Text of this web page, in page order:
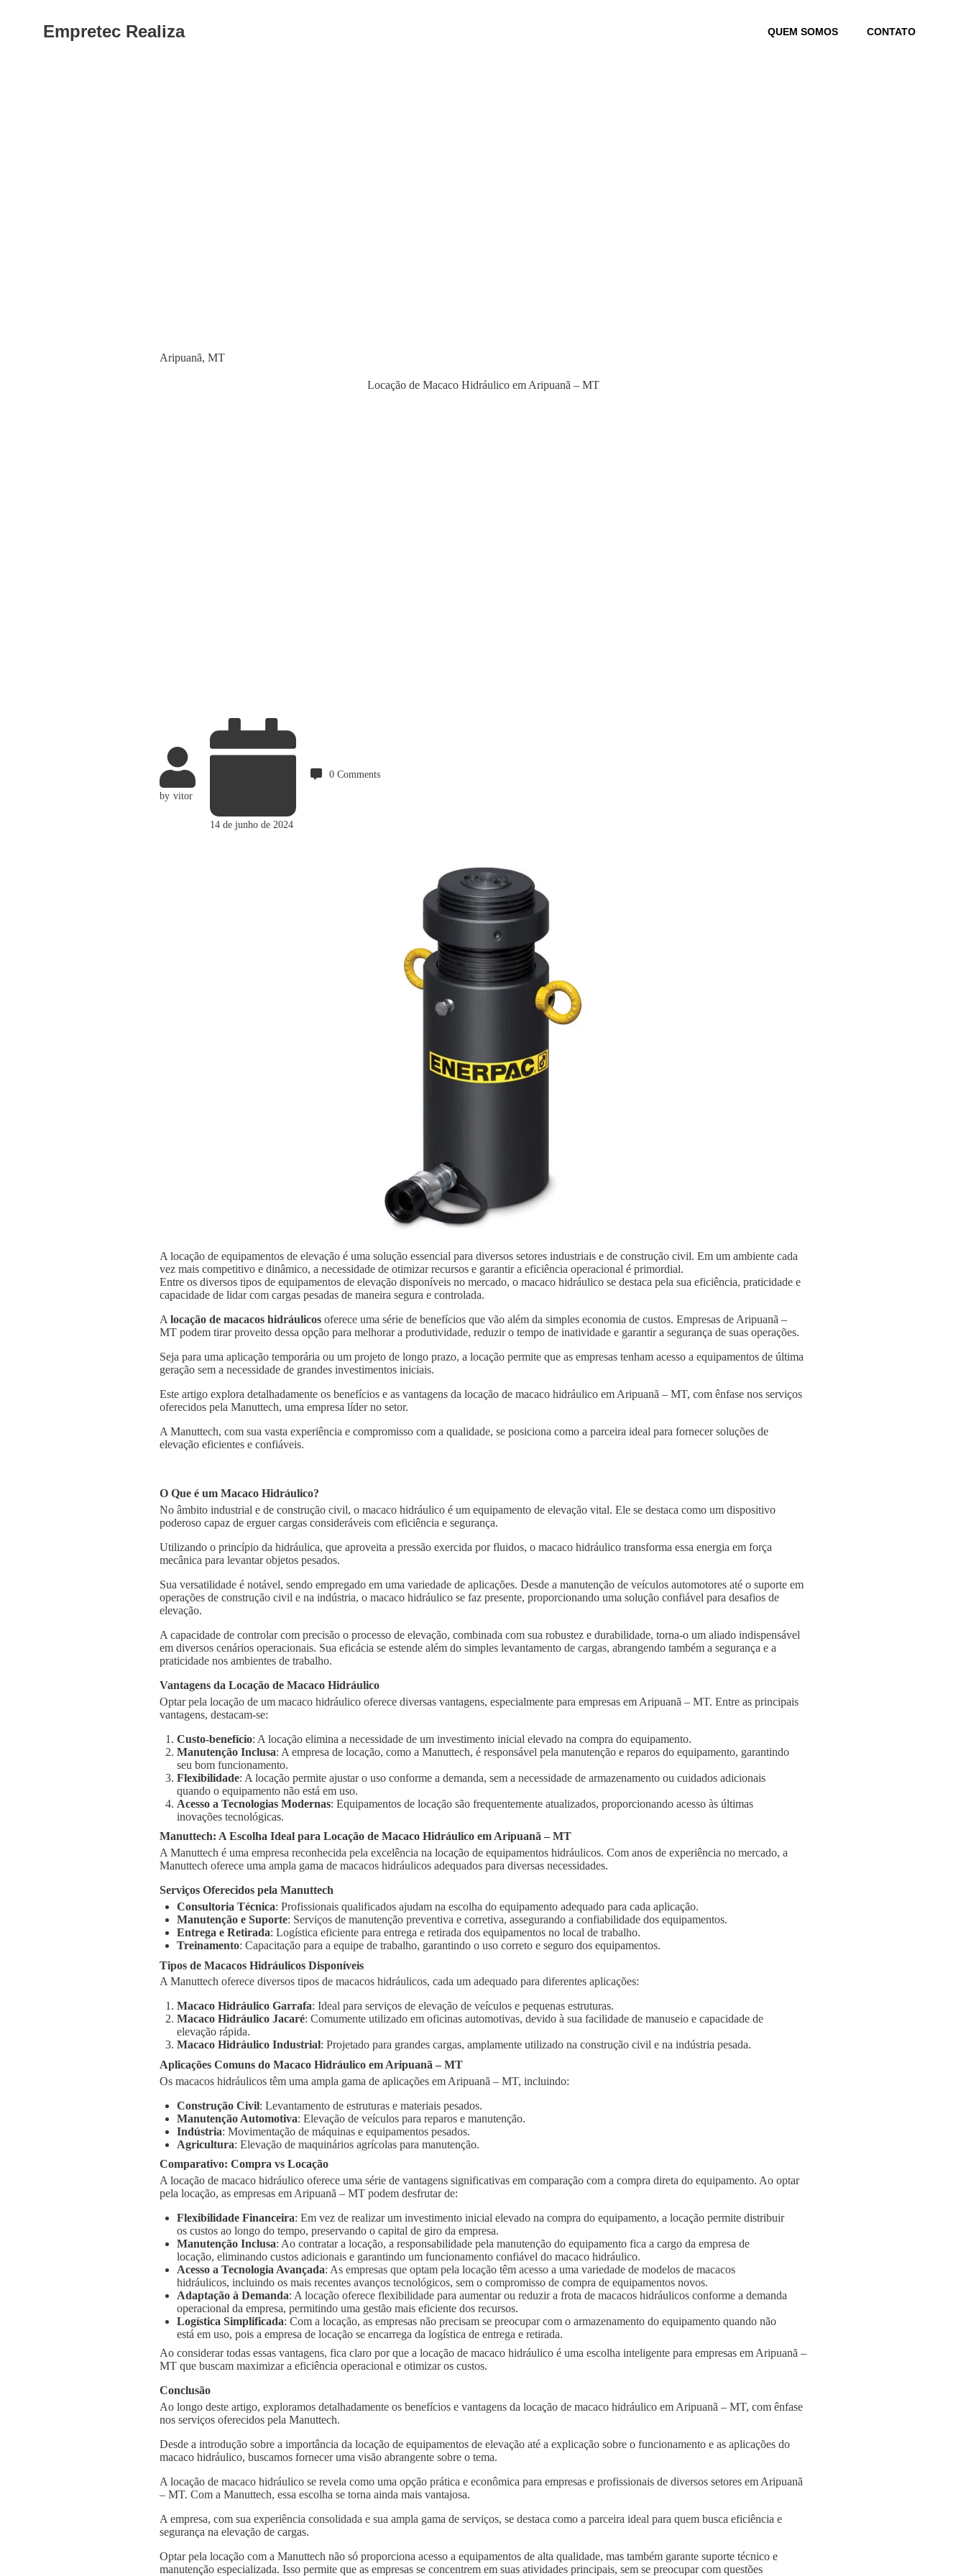
Empretec Realiza QUEM SOMOS CONTATO
Locação de Macaco Hidráulico em Aripuanã – MT
Category
Aripuanã, MT
by vitor
14 de junho de 2024
0 Comments
A locação de equipamentos de elevação é uma solução essencial para diversos setores industriais e de construção civil. Em um ambiente cada
vez mais competitivo e dinâmico, a necessidade de otimizar recursos e garantir a eficiência operacional é primordial.
Entre os diversos tipos de equipamentos de elevação disponíveis no mercado, o macaco hidráulico se destaca pela sua eficiência, praticidade e
capacidade de lidar com cargas pesadas de maneira segura e controlada.
A locação de macacos hidráulicos oferece uma série de benefícios que vão além da simples economia de custos. Empresas de Aripuanã –
MT podem tirar proveito dessa opção para melhorar a produtividade, reduzir o tempo de inatividade e garantir a segurança de suas operações.
Seja para uma aplicação temporária ou um projeto de longo prazo, a locação permite que as empresas tenham acesso a equipamentos de última
geração sem a necessidade de grandes investimentos iniciais.
Este artigo explora detalhadamente os benefícios e as vantagens da locação de macaco hidráulico em Aripuanã – MT, com ênfase nos serviços
oferecidos pela Manuttech, uma empresa líder no setor.
A Manuttech, com sua vasta experiência e compromisso com a qualidade, se posiciona como a parceira ideal para fornecer soluções de
elevação eficientes e confiáveis.
O Que é um Macaco Hidráulico?
No âmbito industrial e de construção civil, o macaco hidráulico é um equipamento de elevação vital. Ele se destaca como um dispositivo
poderoso capaz de erguer cargas consideráveis com eficiência e segurança.
Utilizando o princípio da hidráulica, que aproveita a pressão exercida por fluidos, o macaco hidráulico transforma essa energia em força
mecânica para levantar objetos pesados.
Sua versatilidade é notável, sendo empregado em uma variedade de aplicações. Desde a manutenção de veículos automotores até o suporte em
operações de construção civil e na indústria, o macaco hidráulico se faz presente, proporcionando uma solução confiável para desafios de
elevação.
A capacidade de controlar com precisão o processo de elevação, combinada com sua robustez e durabilidade, torna-o um aliado indispensável
em diversos cenários operacionais. Sua eficácia se estende além do simples levantamento de cargas, abrangendo também a segurança e a
praticidade nos ambientes de trabalho.
Vantagens da Locação de Macaco Hidráulico
Optar pela locação de um macaco hidráulico oferece diversas vantagens, especialmente para empresas em Aripuanã – MT. Entre as principais
vantagens, destacam-se:
Custo-benefício: A locação elimina a necessidade de um investimento inicial elevado na compra do equipamento.
Manutenção Inclusa: A empresa de locação, como a Manuttech, é responsável pela manutenção e reparos do equipamento, garantindo
seu bom funcionamento.
Flexibilidade: A locação permite ajustar o uso conforme a demanda, sem a necessidade de armazenamento ou cuidados adicionais
quando o equipamento não está em uso.
Acesso a Tecnologias Modernas: Equipamentos de locação são frequentemente atualizados, proporcionando acesso às últimas
inovações tecnológicas.
Manuttech: A Escolha Ideal para Locação de Macaco Hidráulico em Aripuanã – MT
A Manuttech é uma empresa reconhecida pela excelência na locação de equipamentos hidráulicos. Com anos de experiência no mercado, a
Manuttech oferece uma ampla gama de macacos hidráulicos adequados para diversas necessidades.
Serviços Oferecidos pela Manuttech
Consultoria Técnica: Profissionais qualificados ajudam na escolha do equipamento adequado para cada aplicação.
Manutenção e Suporte: Serviços de manutenção preventiva e corretiva, assegurando a confiabilidade dos equipamentos.
Entrega e Retirada: Logística eficiente para entrega e retirada dos equipamentos no local de trabalho.
Treinamento: Capacitação para a equipe de trabalho, garantindo o uso correto e seguro dos equipamentos.
Tipos de Macacos Hidráulicos Disponíveis
A Manuttech oferece diversos tipos de macacos hidráulicos, cada um adequado para diferentes aplicações:
Macaco Hidráulico Garrafa: Ideal para serviços de elevação de veículos e pequenas estruturas.
Macaco Hidráulico Jacaré: Comumente utilizado em oficinas automotivas, devido à sua facilidade de manuseio e capacidade de
elevação rápida.
Macaco Hidráulico Industrial: Projetado para grandes cargas, amplamente utilizado na construção civil e na indústria pesada.
Aplicações Comuns do Macaco Hidráulico em Aripuanã – MT
Os macacos hidráulicos têm uma ampla gama de aplicações em Aripuanã – MT, incluindo:
Construção Civil: Levantamento de estruturas e materiais pesados.
Manutenção Automotiva: Elevação de veículos para reparos e manutenção.
Indústria: Movimentação de máquinas e equipamentos pesados.
Agricultura: Elevação de maquinários agrícolas para manutenção.
Comparativo: Compra vs Locação
A locação de macaco hidráulico oferece uma série de vantagens significativas em comparação com a compra direta do equipamento. Ao optar
pela locação, as empresas em Aripuanã – MT podem desfrutar de:
Flexibilidade Financeira: Em vez de realizar um investimento inicial elevado na compra do equipamento, a locação permite distribuir
os custos ao longo do tempo, preservando o capital de giro da empresa.
Manutenção Inclusa: Ao contratar a locação, a responsabilidade pela manutenção do equipamento fica a cargo da empresa de
locação, eliminando custos adicionais e garantindo um funcionamento confiável do macaco hidráulico.
Acesso a Tecnologia Avançada: As empresas que optam pela locação têm acesso a uma variedade de modelos de macacos
hidráulicos, incluindo os mais recentes avanços tecnológicos, sem o compromisso de compra de equipamentos novos.
Adaptação à Demanda: A locação oferece flexibilidade para aumentar ou reduzir a frota de macacos hidráulicos conforme a demanda
operacional da empresa, permitindo uma gestão mais eficiente dos recursos.
Logística Simplificada: Com a locação, as empresas não precisam se preocupar com o armazenamento do equipamento quando não
está em uso, pois a empresa de locação se encarrega da logística de entrega e retirada.
Ao considerar todas essas vantagens, fica claro por que a locação de macaco hidráulico é uma escolha inteligente para empresas em Aripuanã –
MT que buscam maximizar a eficiência operacional e otimizar os custos.
Conclusão
Ao longo deste artigo, exploramos detalhadamente os benefícios e vantagens da locação de macaco hidráulico em Aripuanã – MT, com ênfase
nos serviços oferecidos pela Manuttech.
Desde a introdução sobre a importância da locação de equipamentos de elevação até a explicação sobre o funcionamento e as aplicações do
macaco hidráulico, buscamos fornecer uma visão abrangente sobre o tema.
A locação de macaco hidráulico se revela como uma opção prática e econômica para empresas e profissionais de diversos setores em Aripuanã
– MT. Com a Manuttech, essa escolha se torna ainda mais vantajosa.
A empresa, com sua experiência consolidada e sua ampla gama de serviços, se destaca como a parceira ideal para quem busca eficiência e
segurança na elevação de cargas.
Optar pela locação com a Manuttech não só proporciona acesso a equipamentos de alta qualidade, mas também garante suporte técnico e
manutenção especializada. Isso permite que as empresas se concentrem em suas atividades principais, sem se preocupar com questões